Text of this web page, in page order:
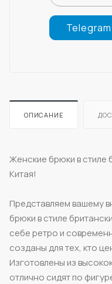
Telegram
ОПИСАНИЕ
Женские брюки в стиле
Китая!
Представляем вашему
брюки в стиле
себе ретро и
созданы для тех, кто
Изготовлены из
отлично сидят по